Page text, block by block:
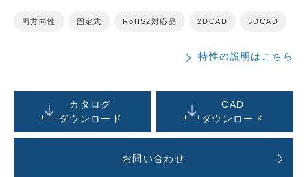
両方向性 固定式 RoHS2対応品 2DCAD 3DCAD
特性の説明はこちら
カタログ
ダウンロード
CAD
ダウンロード
お問い合わせ